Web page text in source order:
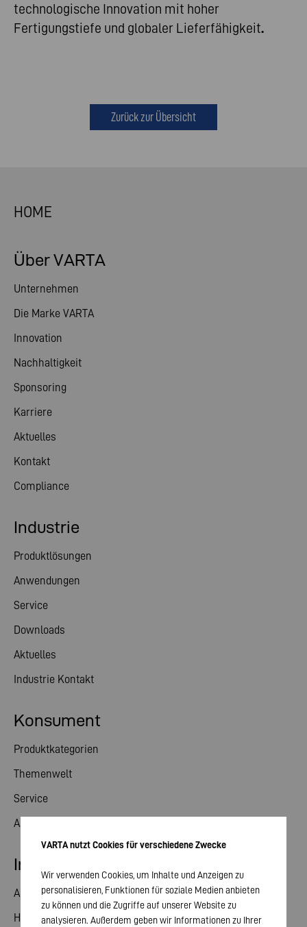
technologische Innovation mit hoher
Fertigungstiefe und globaler Lieferfähigkeit.
Zurück zur Übersicht
HOME
Über VARTA
Unternehmen
Die Marke VARTA
Innovation
Nachhaltigkeit
Sponsoring
Karriere
Aktuelles
Kontakt
Compliance
Konsument
Produktkategorien
Themenwelt
Service
Aktuelles
Industrie
Produktlösungen
Anwendungen
Service
Downloads
Aktuelles
Industrie Kontakt
Investor Relations
Aktie
Hauptversammlung
VARTA nutzt Cookies für verschiedene Zwecke
Wir verwenden Cookies, um Inhalte und Anzeigen zu
personalisieren, Funktionen für soziale Medien anbieten
zu können und die Zugriffe auf unserer Website zu
analysieren. Außerdem geben wir Informationen zu Ihrer